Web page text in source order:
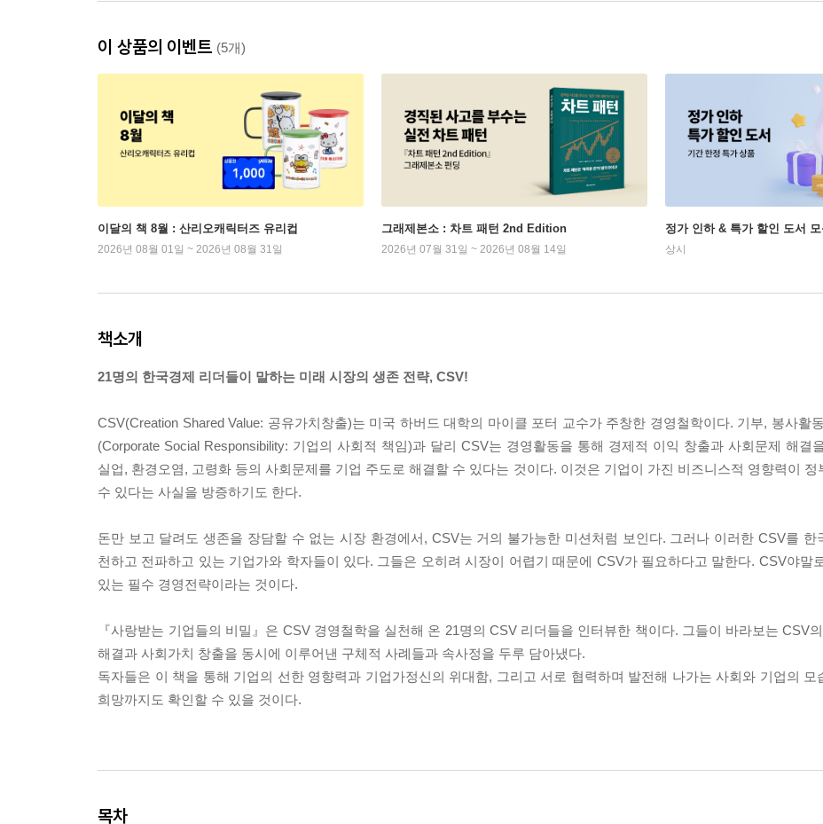
이 상품의 이벤트 (5개)
이달의 책 8월 : 산리오캐릭터즈 유리컵
2026년 08월 01일 ~ 2026년 08월 31일
그래제본소 : 차트 패턴 2nd Edition
2026년 07월 31일 ~ 2026년 08월 14일
정가 인하 & 특가 할인 도서
상시
책소개
21명의 한국경제 리더들이 말하는 미래 시장의 생존 전략, CSV!
CSV(Creation Shared Value: 공유가치창출)는 미국 하버드 대학의 마이클 포터 교수가 주창한 경영철학이다. 기부, 봉사활
(Corporate Social Responsibility: 기업의 사회적 책임)과 달리 CSV는 경영활동을 통해 경제적 이익 창출과 사회문제 해결
실업, 환경오염, 고령화 등의 사회문제를 기업 주도로 해결할 수 있다는 것이다. 이것은 기업이 가진 비즈니스적 영향력이 정
수 있다는 사실을 방증하기도 한다.
돈만 보고 달려도 생존을 장담할 수 없는 시장 환경에서, CSV는 거의 불가능한 미션처럼 보인다. 그러나 이러한 CSV를 한
천하고 전파하고 있는 기업가와 학자들이 있다. 그들은 오히려 시장이 어렵기 때문에 CSV가 필요하다고 말한다. CSV야말
있는 필수 경영전략이라는 것이다.
『사랑받는 기업들의 비밀』은 CSV 경영철학을 실천해 온 21명의 CSV 리더들을 인터뷰한 책이다. 그들이 바라보는 CSV
해결과 사회가치 창출을 동시에 이루어낸 구체적 사례들과 속사정을 두루 담아냈다.
독자들은 이 책을 통해 기업의 선한 영향력과 기업가정신의 위대함, 그리고 서로 협력하며 발전해 나가는 사회와 기업의 모
희망까지도 확인할 수 있을 것이다.
목차